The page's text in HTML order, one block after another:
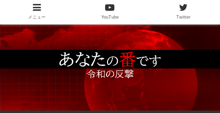
メニュー YouTube Twitter